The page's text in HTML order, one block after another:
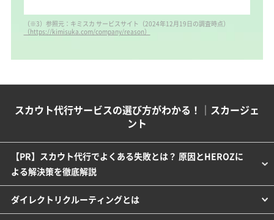
（※3）参照元：キミスカ サービスサイト（2024年12月19日の調査時点）
（https://kimisuka.com/company/reason）
スカウト代行サービスの選び方がわかる！｜スカージェ
ント
【PR】スカウト代行でよくある失敗とは？ 原因とHEROZに
よる解決策を徹底解説
ダイレクトリクルーティングとは